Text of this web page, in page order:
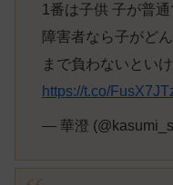
1番は子供 子が普
障害者なら子がど
まで負わないといけ
https://t.co/
— 華澄